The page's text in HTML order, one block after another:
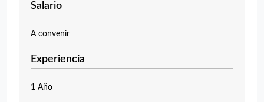
Salario
A convenir
Experiencia
1 Año